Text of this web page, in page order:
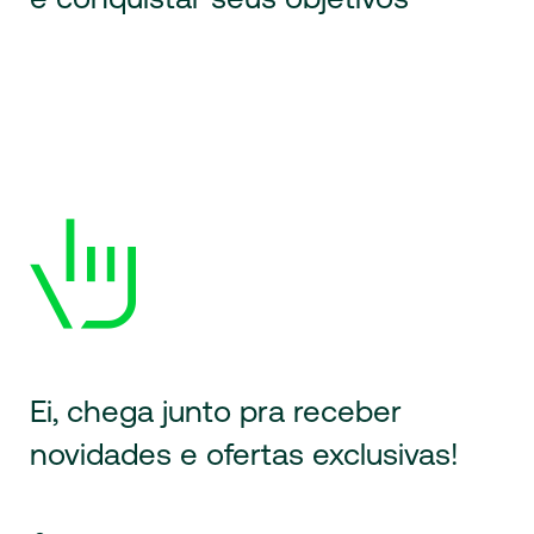
Ei, chega junto pra receber
novidades e ofertas exclusivas!